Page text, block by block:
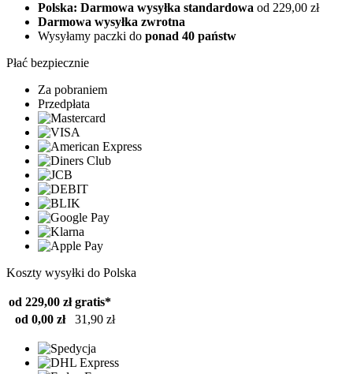
Polska: Darmowa wysyłka standardowa od 229,00 zł
Darmowa wysyłka zwrotna
Wysyłamy paczki do ponad 40 państw
Płać bezpiecznie
Za pobraniem
Przedpłata
Koszty wysyłki do Polska
od 229,00 zł gratis*
od 0,00 zł
31,90 zł